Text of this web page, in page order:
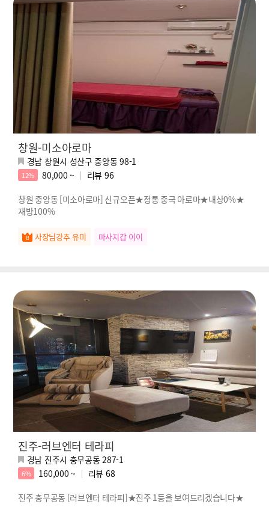
창원-미소아로마
경남 창원시 성산구 중앙동 98-1
12% 80,000 ~ 리뷰 96
창원 중앙동 [미소아로마] 신규오픈★정통 중국 아로마★내상0%★
재방100%
사장님강추 유미 마사지갑 이이
진주-러브엔터 테라피
경남 진주시 충무공동 287-1
6% 160,000 ~ 리뷰 68
진주 충무공동 [러브엔터 테라피]★진주 1등을 보여드리겠습니다★